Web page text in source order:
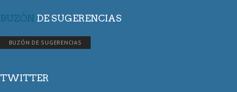
BUZÓN DE SUGERENCIAS
BUZÓN DE SUGERENCIAS
TWITTER